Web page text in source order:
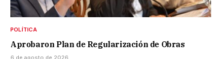
POLÍTICA
Aprobaron Plan de Regularización de Obras
6 de agosto de 2026